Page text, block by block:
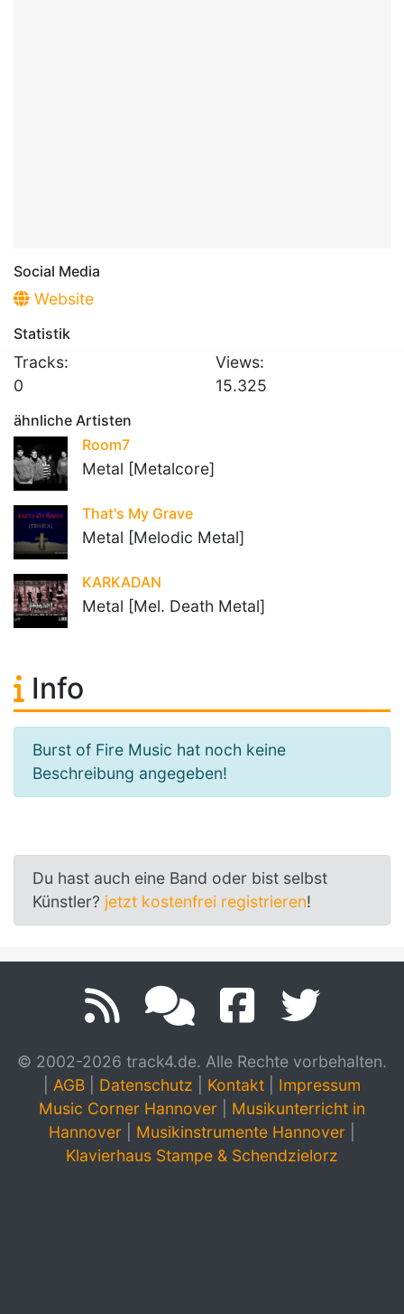
Social Media
Website
Statistik
Tracks:
0
Views:
15.325
ähnliche Artisten
Room7
Metal [Metalcore]
That's My Grave
Metal [Melodic Metal]
KARKADAN
Metal [Mel. Death Metal]
Info
Burst of Fire Music hat noch keine
Beschreibung angegeben!
Du hast auch eine Band oder bist selbst
Künstler? jetzt kostenfrei registrieren!
© 2002-2026 track4.de. Alle Rechte vorbehalten.
AGB Datenschutz Kontakt
Impressum
Music Corner Hannover
Musikunterricht in
Hannover
Musikinstrumente Hannover
Klavierhaus Stampe & Schendzielorz